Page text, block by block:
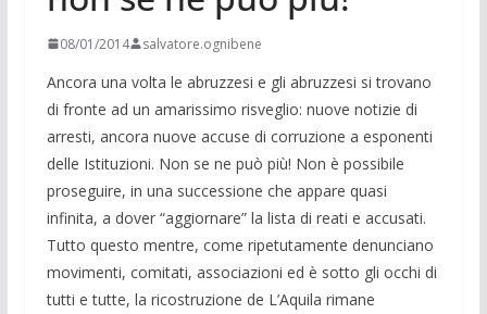
08/01/2014 salvatore.ognibene
Ancora una volta le abruzzesi e gli abruzzesi si trovano
di fronte ad un amarissimo risveglio: nuove notizie di
arresti, ancora nuove accuse di corruzione a esponenti
delle Istituzioni. Non se ne può più! Non è possibile
proseguire, in una successione che appare quasi
infinita, a dover “aggiornare” la lista di reati e accusati.
Tutto questo mentre, come ripetutamente denunciano
movimenti, comitati, associazioni ed è sotto gli occhi di
tutti e tutte, la ricostruzione de L’Aquila rimane